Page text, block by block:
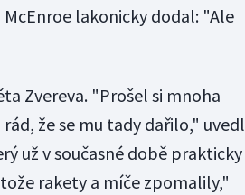
lakonicky dodal: "Ale
Zvereva. "Prošel si mnoha
že se mu tady dařilo," uvedl
už v současné době prakticky
rakety a míče zpomalily,"